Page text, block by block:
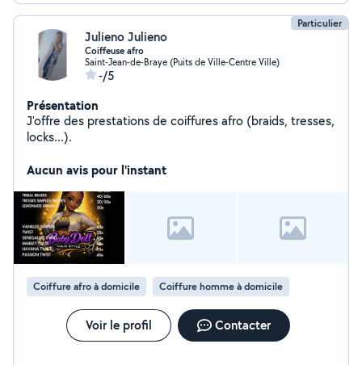
Particulier
Julieno Julieno
Coiffeuse afro
Saint-Jean-de-Braye (Puits de Ville-Centre Ville)
-/5
Présentation
J'offre des prestations de coiffures afro (braids, tresses,
locks...).
Aucun avis pour l'instant
Coiffure afro à domicile Coiffure homme à domicile
Voir le profil Contacter